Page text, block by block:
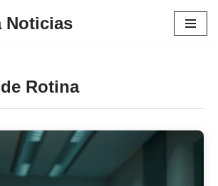
Noticias
Rotina